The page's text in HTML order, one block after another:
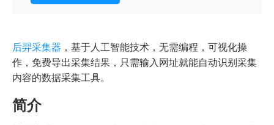
后羿采集器 ，基于人工智能技术，无需编程，可视化操
作，免费导出采集结果，只需输入网址就能自动识别采集
内容的数据采集工具。
简介